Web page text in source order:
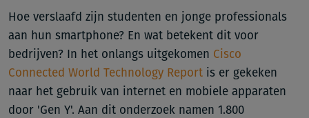
Hoe verslaafd zijn studenten en jonge professionals
aan hun smartphone? En wat betekent dit voor
bedrijven? In het onlangs uitgekomen Cisco
Connected World Technology Report is er gekeken
naar het gebruik van internet en mobiele apparaten
door 'Gen Y'. Aan dit onderzoek namen 1.800